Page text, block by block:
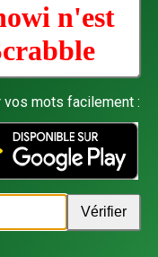
n'est
mots facilement :